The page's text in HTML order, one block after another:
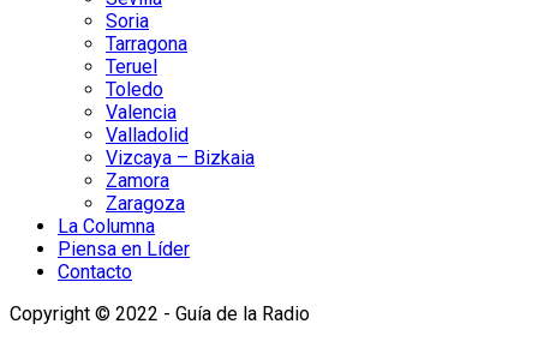
Soria
Tarragona
Teruel
Toledo
Valencia
Valladolid
Vizcaya – Bizkaia
Zamora
Zaragoza
La Columna
Piensa en Líder
Contacto
Copyright © 2022 - Guía de la Radio